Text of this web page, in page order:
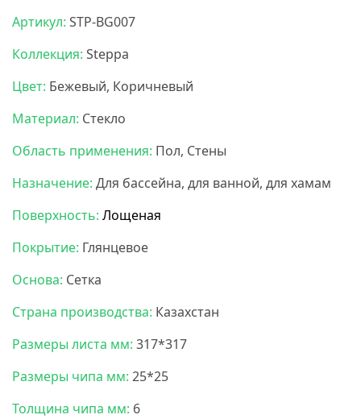
Артикул: STP-BG007
Коллекция: Steppa
Цвет: Бежевый, Коричневый
Материал: Стекло
Область применения: Пол, Стены
Назначение: Для бассейна, для ванной, для хамам
Поверхность: Лощеная
Покрытие: Глянцевое
Основа: Сетка
Страна производства: Казахстан
Размеры листа мм: 317*317
Размеры чипа мм: 25*25
Толщина чипа мм: 6